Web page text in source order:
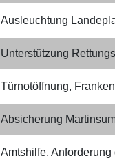
Ausleuchtung
Unterstützung
Türnotöffnung,
Absicherung
Amtshilfe,